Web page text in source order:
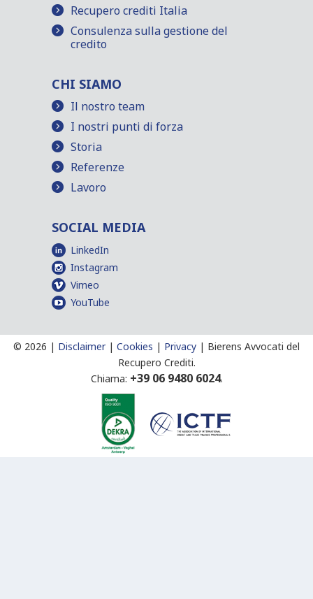
Recupero crediti Italia
Consulenza sulla gestione del
credito
CHI SIAMO
Il nostro team
I nostri punti di forza
Storia
Referenze
Lavoro
SOCIAL MEDIA
LinkedIn
Instagram
Vimeo
YouTube
© 2026 | Disclaimer| Cookies | Privacy | Bierens Avvocati del
Recupero Crediti.
Chiama: +39 06 9480 6024.